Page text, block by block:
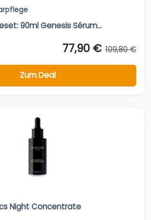
90ml Genesis Sérum...
77,90 € 109,80 €
Zum Deal
Night Concentrate